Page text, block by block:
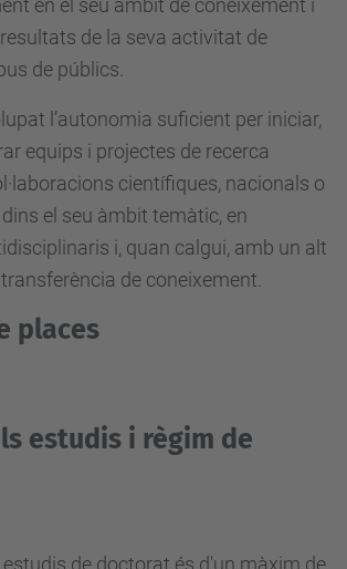
en el seu àmbit de coneixement i
de la seva activitat de
de públics.
l’autonomia suficient per iniciar,
equips i projectes de recerca
científiques, nacionals o
el seu àmbit temàtic, en
i, quan calgui, amb un alt
de coneixement.
places
estudis i règim de
de doctorat és d'un màxim de